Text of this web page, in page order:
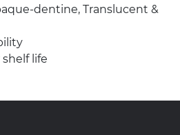
dentine, Translucent &
life